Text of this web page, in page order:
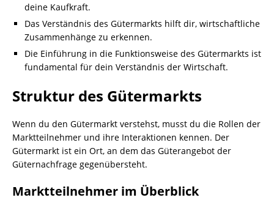
deine Kaufkraft.
Das Verständnis des Gütermarkts hilft dir, wirtschaftliche
Zusammenhänge zu erkennen.
Die Einführung in die Funktionsweise des Gütermarkts ist
fundamental für dein Verständnis der Wirtschaft.
Struktur des Gütermarkts
Wenn du den Gütermarkt verstehst, musst du die Rollen der
Marktteilnehmer und ihre Interaktionen kennen. Der
Gütermarkt ist ein Ort, an dem das Güterangebot der
Güternachfrage gegenübersteht.
Marktteilnehmer im Überblick